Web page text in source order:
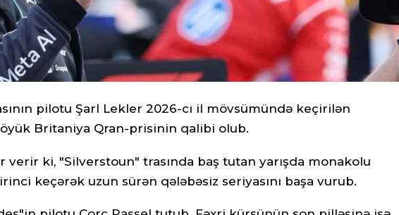
pilotu Şarl Lekler 2026-cı il mövsümündə keçirilən
Britaniya Qran-prisinin qalibi olub.
verir ki, "Silverstoun" trasında baş tutan yarışda monakolu
keçərək uzun sürən qələbəsiz seriyasını başa vurub.